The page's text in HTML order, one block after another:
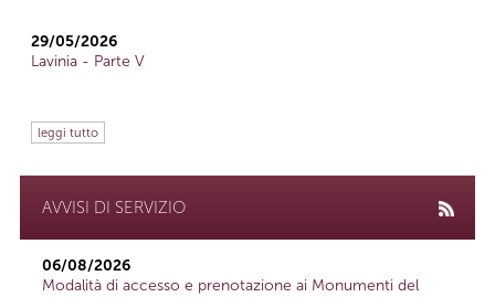
29/05/2026
Lavinia - Parte V
leggi tutto
AVVISI DI SERVIZIO
06/08/2026
Modalità di accesso e prenotazione ai Monumenti del